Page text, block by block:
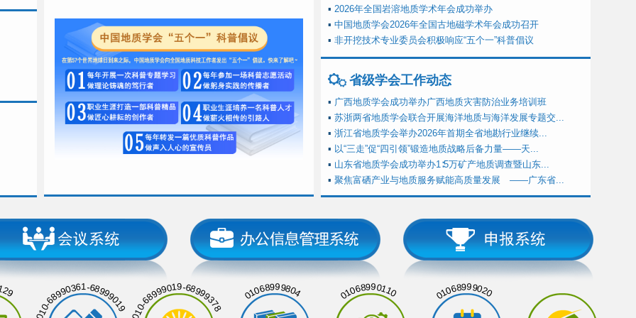
▪ 2026年全国岩溶地质学术年会成功举办
▪ 中国地质学会2026年全国古地磁学术年会成功召开
▪ 非开挖技术专业委员会积极响应“五个一”科普倡议
省级学会工作动态
▪ 广西地质学会成功举办广西地质灾害防治业务培训班
▪ 苏浙两省地质学会联合开展海洋地质与海洋发展专题交...
▪ 浙江省地质学会举办2026年首期全省地勘行业继续...
▪ 以“三走”促“四引领”锻造地质战略后备力量——天...
▪ 山东省地质学会成功举办1∶5万矿产地质调查暨山东...
▪ 聚焦富硒产业与地质服务赋能高质量发展 ——广东省...
010-68990361-68999019 010-68999019-68999378 01068999804 01068990110 01068999020